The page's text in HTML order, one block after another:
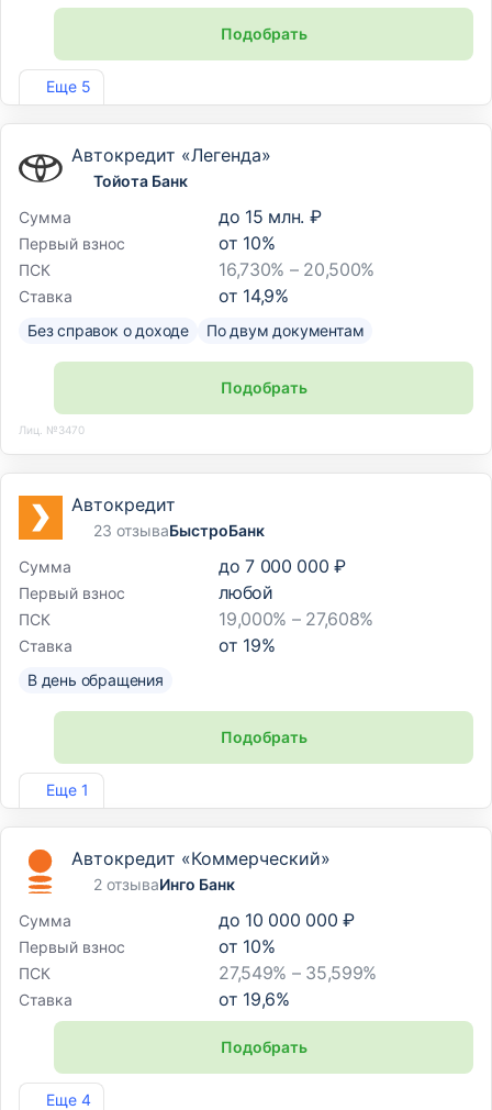
Еще 5
Подобрать
Лиц. №170
Автокредит «Легенда»
Тойота Банк
Сумма
до 15 млн. ₽
Первый взнос от 10%
ПСК 16,730% – 20,500%
Ставка от 14,9%
Без справок о доходе По двум документам
Подобрать
Лиц. №3470
Еще 1
Автокредит
23 отзываБыстроБанк
Сумма
до 7 000 000 ₽
Первый взнос любой
ПСК 19,000% – 27,608%
Ставка от 19%
В день обращения
Подобрать
Лиц. №1745
Еще 4
Автокредит «Коммерческий»
2 отзываИнго Банк
Сумма
до 10 000 000 ₽
Первый взнос от 10%
ПСК 27,549% – 35,599%
Ставка от 19,6%
Подобрать
Лиц. №2307